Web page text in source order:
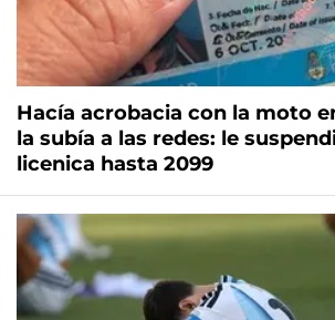
Hacía acrobacia con la moto
la subía a las redes: le
licenica hasta 2099